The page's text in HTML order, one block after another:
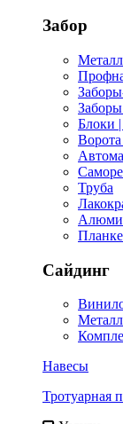
Забор
Блоки
Труба
Сайдинг
Навесы
Тротуарная